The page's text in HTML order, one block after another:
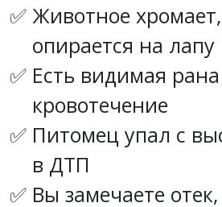
Животное
опирается на лапу
Есть видимая
кровотечение
Питомец упал с
в ДТП
Вы замечаете